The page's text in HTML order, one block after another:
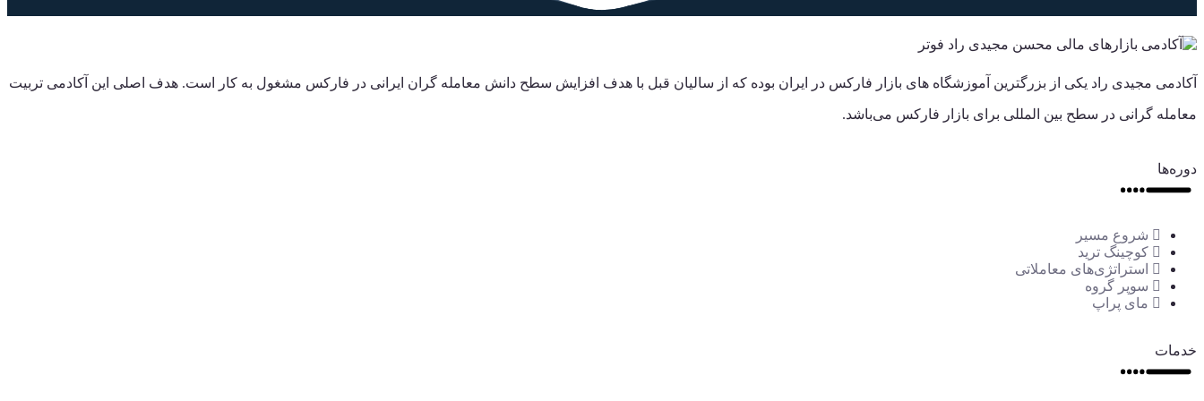
آکادمی مجیدی راد یکی از بزرگترین آموزشگاه های بازار فارکس در ایران بوده که از سالیان قبل با هدف افزایش سطح دانش معامله گران ایرانی در فارکس مشغول به کار است. هدف اصلی این آکادمی تربیت
معامله گرانی در سطح بین المللی برای بازار فارکس می‌باشد.
دوره‌ها
شروع مسیر
کوچینگ ترید
استراتژی‌های معاملاتی
سوپر گروه
مای پراپ
خدمات